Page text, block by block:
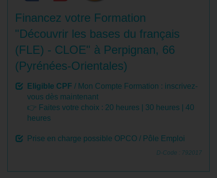
Financez votre Formation
"Découvrir les bases du français
(FLE) - CLOE" à Perpignan, 66
(Pyrénées-Orientales)
Eligible CPF / Mon Compte Formation : inscrivez-
vous dès maintenant
👉 Faites votre choix : 20 heures 30 heures
40
heures
Prise en charge possible OPCO / Pôle Emploi
D-Code : 792017